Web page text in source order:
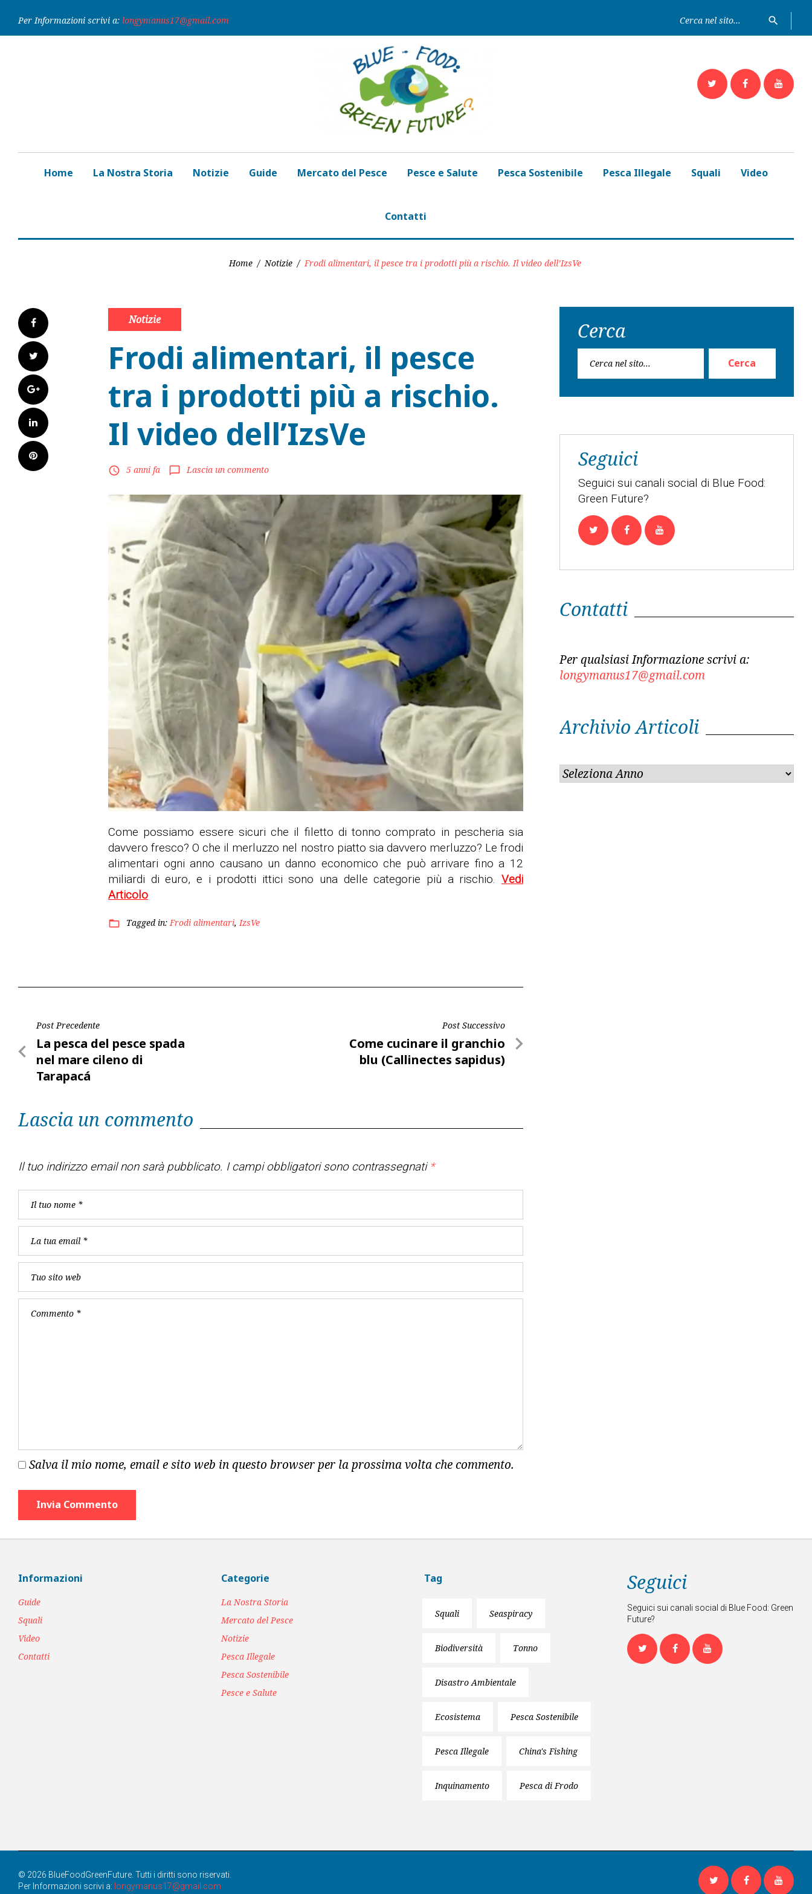
content
Per Informazioni scrivi a: longymanus17@gmail.com
per:
search
Home La Nostra Storia Notizie Guide Mercato del Pesce Pesce e Salute Pesca Sostenibile Pesca Illegale Squali Video
Contatti
Home / Notizie / Frodi alimentari, il pesce tra i prodotti più a rischio. Il video dell’IzsVe
Facebook
Twitter
Google+
LinkedIn
Pinterest
Notizie
Frodi alimentari, il pesce
tra i prodotti più a rischio.
Il video dell’IzsVe
access_time 5 anni fa chat_bubble_outline Lascia un commento
Come possiamo essere sicuri che il filetto di tonno comprato in pescheria sia
davvero fresco? O che il merluzzo nel nostro piatto sia davvero merluzzo? Le frodi
alimentari ogni anno causano un danno economico che può arrivare fino a 12
miliardi di euro, e i prodotti ittici sono una delle categorie più a rischio. Vedi
Articolo
folder_open Tagged in: Frodi alimentari, IzsVe
Navigazione
articoli
Post Precedente
Post
Precedente
La pesca del pesce spada
nel mare cileno di
Tarapacá
Post Successivo
Post
Successivo
Come cucinare il granchio
blu (Callinectes sapidus)
Lascia un commento
Il tuo indirizzo email non sarà pubblicato. I campi obbligatori sono contrassegnati *
Salva il mio nome, email e sito web in questo browser per la prossima volta che commento.
Cerca
Cerca
Seguici
Seguici sui canali social di Blue Food:
Green Future?
Contatti
Per qualsiasi Informazione scrivi a:
longymanus17@gmail.com
Archivio Articoli
Informazioni
Guide
Squali
Video
Contatti
Categorie
La Nostra Storia
Mercato del Pesce
Notizie
Pesca Illegale
Pesca Sostenibile
Pesce e Salute
Tag
Squali Seaspiracy
Biodiversità Tonno
Disastro Ambientale
Ecosistema Pesca Sostenibile
Pesca Illegale China's Fishing
Inquinamento Pesca di Frodo
Seguici
Seguici sui canali social di Blue Food: Green
Future?
© 2026 BlueFoodGreenFuture. Tutti i diritti sono riservati.
Per Informazioni scrivi a: longymanus17@gmail.com